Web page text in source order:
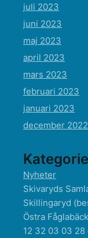
juli 2023
juni 2023
maj 2023
april 2023
mars 2023
februari 2023
januari 2023
december 2022
Nyheter
Skivaryds
Skillingaryd
Östra
12 32 03 03